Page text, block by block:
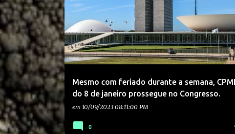
g
e
n
s
Mesmo com feriado durante a semana, CPMI
do 8 de janeiro prossegue no Congresso.
em 10/09/2023 08:11:00 PM
0